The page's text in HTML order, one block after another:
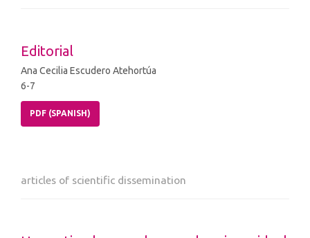
Editorial
Ana Cecilia Escudero Atehortúa
6-7
PDF (SPANISH)
articles of scientific dissemination